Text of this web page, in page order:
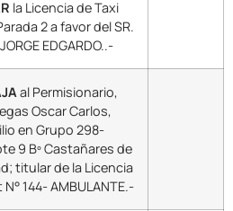
la Licencia de Taxi
2 a favor del SR.
EDGARDO..-
al Permisionario,
Oscar Carlos,
en Grupo 298-
9 Bº Castañares de
titular de la Licencia
144- AMBULANTE.-